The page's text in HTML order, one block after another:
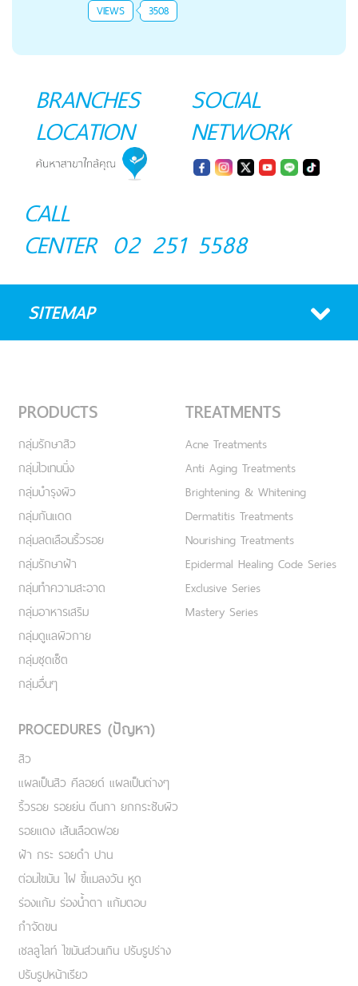
VIEWS 3508
BRANCHES
LOCATION
SOCIAL
NETWORK
CALL
CENTER 02 251 5588
SITEMAP
PRODUCTS
กลุ่มรักษาสิว
กลุ่มไวเทนนิ่ง
กลุ่มบำรุงผิว
กลุ่มกันแดด
กลุ่มลดเลือนริ้วรอย
กลุ่มรักษาฝ้า
กลุ่มทำความสะอาด
กลุ่มอาหารเสริม
กลุ่มดูแลผิวกาย
กลุ่มชุดเซ็ต
กลุ่มอื่นๆ
TREATMENTS
Acne Treatments
Anti Aging Treatments
Brightening & Whitening
Dermatitis Treatments
Nourishing Treatments
Epidermal Healing Code Series
Exclusive Series
Mastery Series
PROCEDURES (ปัญหา)
สิว
แผลเป็นสิว คีลอยด์ แผลเป็นต่างๆ
ริ้วรอย รอยย่น ตีนกา ยกกระชับผิว
รอยแดง เส้นเลือดฟอย
ฝ้า กระ รอยดำ ปาน
ต่อมไขมัน ไฝ ขี้แมลงวัน หูด
ร่องแก้ม ร่องน้ำตา แก้มตอบ
กำจัดขน
เชลลูไลท์ ไขมันส่วนเกิน ปรับรูปร่าง
ปรับรูปหน้าเรียว